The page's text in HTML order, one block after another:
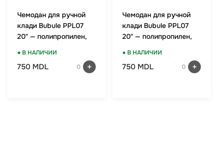
Чемодан для ручной
клади Bubule PPL07
20" — полипропилен,
● В НАЛИЧИИ
750 MDL 0
Чемодан для ручной
клади Bubule PPL07
20" — полипропилен,
● В НАЛИЧИИ
750 MDL 0